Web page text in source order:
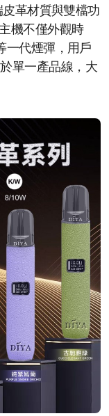
革材質與雙檔功
機不僅外觀時
一代煙彈，用戶
單一產品線，大